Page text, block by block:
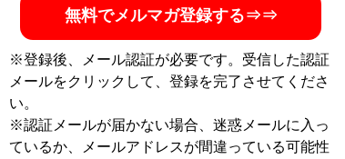
無料でメルマガ登録する⇒⇒
※登録後、メール認証が必要です。受信した認証
メールをクリックして、登録を完了させてくださ
い。
※認証メールが届かない場合、迷惑メールに入っ
ているか、メールアドレスが間違っている可能性